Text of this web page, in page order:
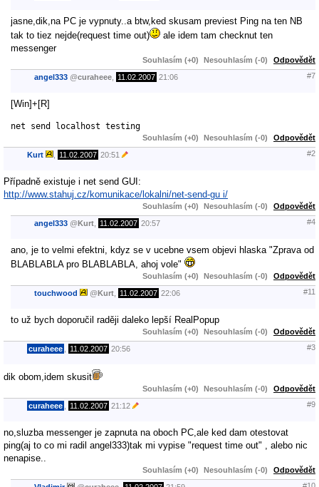
jasne,dik,na PC je vypnuty..a btw,ked skusam previest Ping na ten NB
tak to tiez nejde(request time out)
ale idem tam checknut ten
messenger
Souhlasím (+0) Nesouhlasím (-0) Odpovědět
angel333 @curaheee 11.02.2007 21:06 #7
[Win]+[R]
net send localhost testing
Souhlasím (+0) Nesouhlasím (-0) Odpovědět
Kurt 11.02.2007 20:51 #2
Případně existuje i net send GUI:
http://www.stahuj.cz/komunikace/lokalni/net-send-gu i/
Souhlasím (+0) Nesouhlasím (-0) Odpovědět
angel333 @Kurt 11.02.2007 20:57 #4
ano, je to velmi efektni, kdyz se v ucebne vsem objevi hlaska "Zprava od
BLABLABLA pro BLABLABLA, ahoj vole"
Souhlasím (+0) Nesouhlasím (-0) Odpovědět
touchwood @Kurt 11.02.2007 22:06 #11
to už bych doporučil raději daleko lepší RealPopup
Souhlasím (+0) Nesouhlasím (-0) Odpovědět
curaheee 11.02.2007 20:56 #3
dik obom,idem skusit
Souhlasím (+0) Nesouhlasím (-0) Odpovědět
curaheee 11.02.2007 21:12 #9
no,sluzba messenger je zapnuta na oboch PC,ale ked dam otestovat
ping(aj to co mi radil angel333)tak mi vypise "request time out" , alebo nic
nenapise..
Souhlasím (+0) Nesouhlasím (-0) Odpovědět